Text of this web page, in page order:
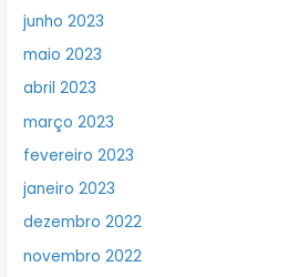
junho 2023
maio 2023
abril 2023
março 2023
fevereiro 2023
janeiro 2023
dezembro 2022
novembro 2022